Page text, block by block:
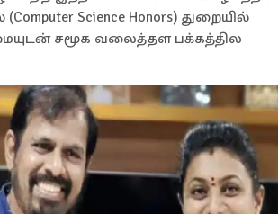
Science Honors) துறையில்
சமூக வலைத்தள பக்கத்தில